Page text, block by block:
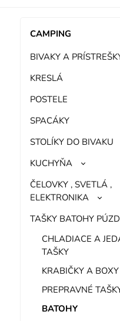
CAMPING
BIVAKY A
KRESLÁ
POSTELE
SPACÁKY
STOLÍKY DO BIVAKU
KUCHYŇA
ČELOVKY , SVETLÁ ,
ELEKTRONIKA
TAŠKY BATOHY
CHLADIACE A
TAŠKY
KRABIČKY A BOXY
PREPRAVNÉ
BATOHY